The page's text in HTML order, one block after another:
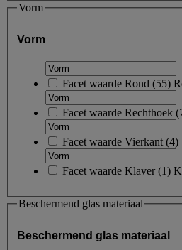
Vorm
Vorm
Facet waarde Rond (55)
Facet waarde Rechthoek (
Facet waarde Vierkant (4)
Facet waarde Klaver(1)
Beschermend glas materiaal
Beschermend glas materiaal